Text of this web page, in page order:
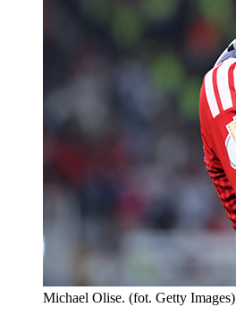
Michael Olise. (fot. Getty Images)